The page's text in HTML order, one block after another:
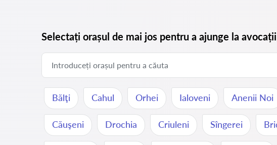
Selectați orașul de mai jos pentru a ajunge la
Bălţi Cahul Orhei Ialoveni Anenii Noi
Căuşeni Drochia Criuleni Sîngerei